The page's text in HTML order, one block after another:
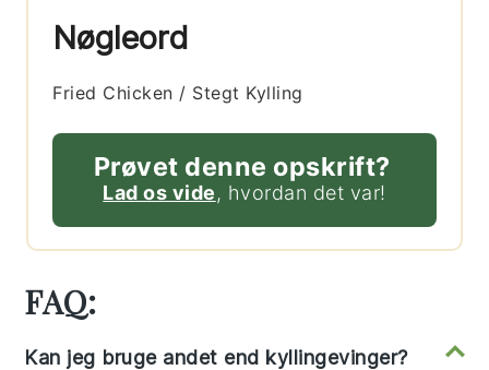
Nøgleord
Fried Chicken / Stegt Kylling
Prøvet denne opskrift?
Lad os vide, hvordan det var!
FAQ:
Kan jeg bruge andet end kyllingevinger?